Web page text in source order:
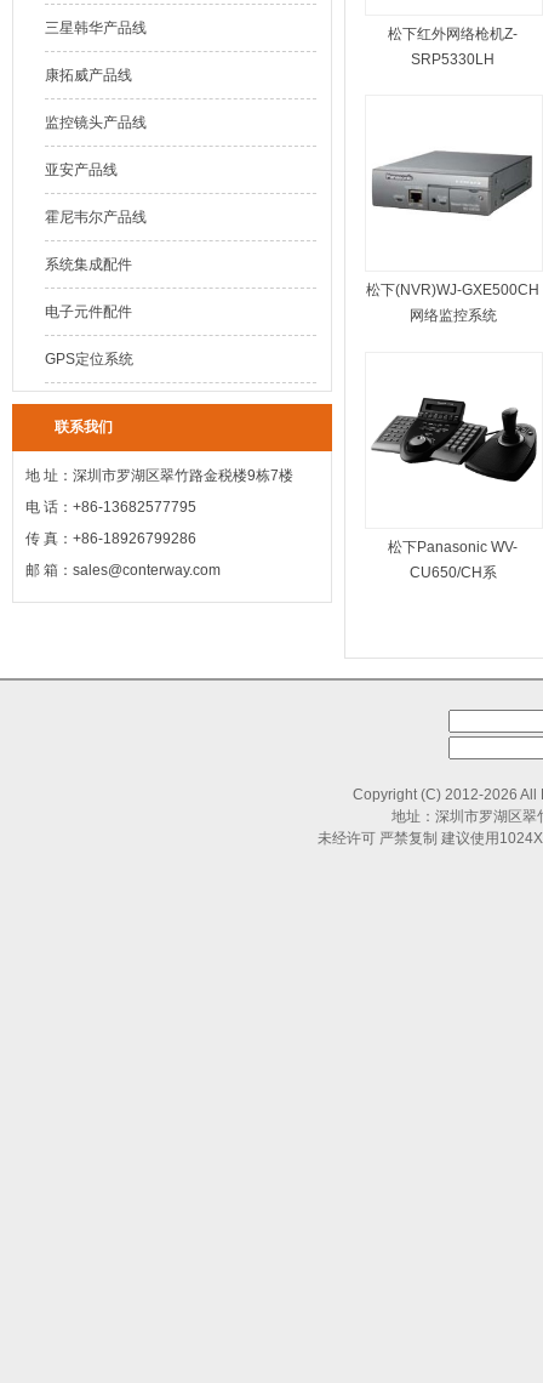
三星韩华产品线
康拓威产品线
监控镜头产品线
亚安产品线
霍尼韦尔产品线
系统集成配件
电子元件配件
GPS定位系统
联系我们
地 址：深圳市罗湖区翠竹路金税楼9栋7楼
电 话：+86-13682577795
传 真：+86-18926799286
邮 箱：sales@conterway.com
松下红外网络枪机Z-
SRP5330LH
松下(NVR)WJ-GXE500CH
网络监控系统
松下Panasonic WV-
CU650/CH系
Copyright (C) 2012-2026
地址：深圳市罗湖区
未经许可 严禁复制 建议使用